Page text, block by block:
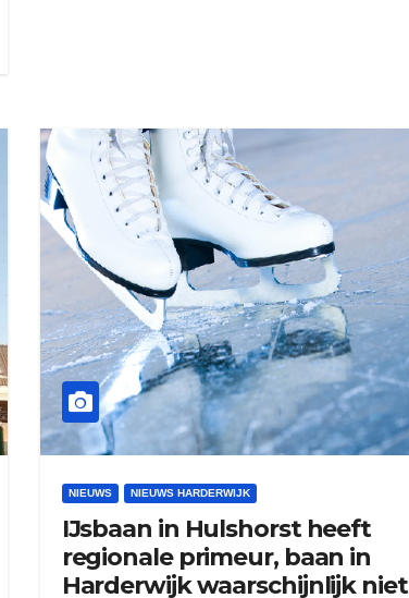
NIEUWS NIEUWS HARDERWIJK
IJsbaan in Hulshorst heeft
regionale primeur, baan in
Harderwijk waarschijnlijk niet